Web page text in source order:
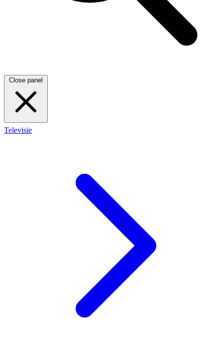
Close panel
Televisie